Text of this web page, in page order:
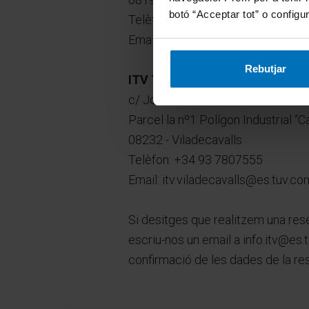
botó “Acceptar tot” o
Rebutjar
Telèfon: +34 93 6756901
Email: itv.santcugat@es.tuv.com
ITV Terrassa Viladecavalls
c/ Joan Lluis Vives s/n
Parcel·la nº1 Polígon Industrial
08232 - Viladecavalls
Telèfon: +34 93 7807555
Email:
Si desitges que realitzem una
escriu-nos un email a
confirmació de les dades de la